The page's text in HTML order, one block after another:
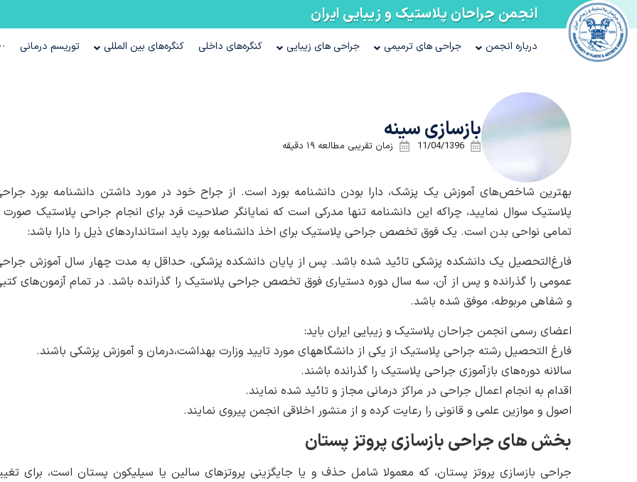
انجمن جراحان پلاستیک و زیبایی ایران
درباره انجمن جراحی های ترمیمی جراحی های زیبایی کنگره‌های داخلی کنگره‌های بین المللی توریسم درمانی
بازسازی سینه
11/04/1396 زمان تقریبی مطالعه ۱۹ دقیقه
بهترین شاخص‌های آموزش یک پزشک، دارا بودن دانشنامه بورد است. از جراح خود در مورد داشتن دانشنامه بورد
پلاستیک سوال نمایید، چراکه این دانشنامه تنها مدرکی است که نمایانگر صلاحیت فرد برای انجام جراحی پلاستیک صورت
تمامی نواحی بدن است. یک فوق تخصص جراحی پلاستیک برای اخذ دانشنامه بورد باید استانداردهای ذیل را دارا باشد:
فارغ‌التحصیل یک دانشکده پزشکی تائید شده باشد. پس از پایان دانشکده پزشکی، حداقل به مدت چهار سال آموزش
عمومی را گذرانده و پس از آن، سه سال دوره دستیاری فوق تخصص جراحی پلاستیک را گذرانده باشد. در تمام آزمون‌های
و شفاهی مربوطه، موفق شده باشد.
اعضای رسمی انجمن جراحان پلاستیک و زیبایی ایران باید:
فارغ التحصیل رشته جراحی پلاستیک از یکی از دانشگاههای مورد تایید وزارت بهداشت،درمان و آموزش پزشکی باشند.
سالانه دوره‌های بازآموزی جراحی پلاستیک را گذرانده باشند.
اقدام به انجام اعمال جراحی در مراکز درمانی مجاز و تائید شده نمایند.
اصول و موازین علمی و قانونی را رعایت کرده و از منشور اخلاقی انجمن پیروی نمایند.
بخش های جراحی بازسازی پروتز پستان
جراحی بازسازی پروتز پستان، که معمولا شامل حذف و یا جایگزینی پروتزهای سالین یا سیلیکون پستان است، برای